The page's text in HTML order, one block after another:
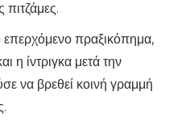
πιτζάμες.
επερχόμενο πραξικόπημα,
η ίντριγκα μετά την
να βρεθεί κοινή γραμμή